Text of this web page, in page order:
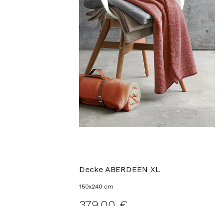
Decke ABERDEEN XL
150x240 cm